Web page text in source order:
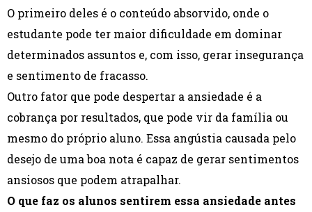
O primeiro deles é o conteúdo absorvido, onde o
estudante pode ter maior dificuldade em dominar
determinados assuntos e, com isso, gerar insegurança
e sentimento de fracasso.
Outro fator que pode despertar a ansiedade é a
cobrança por resultados, que pode vir da família ou
mesmo do próprio aluno. Essa angústia causada pelo
desejo de uma boa nota é capaz de gerar sentimentos
ansiosos que podem atrapalhar.
O que faz os alunos sentirem essa ansiedade antes